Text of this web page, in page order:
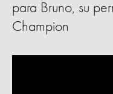
para Bruno, su
Champion